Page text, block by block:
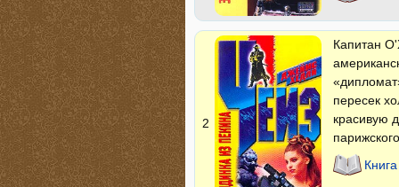
2
Капитан
пересек
красивую